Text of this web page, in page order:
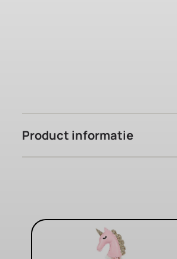
Product informatie